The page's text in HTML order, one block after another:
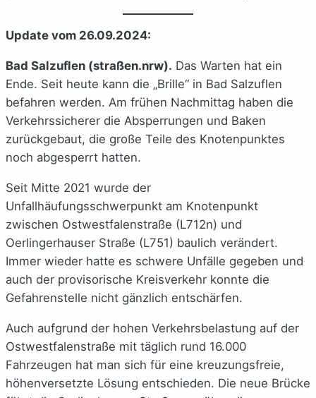
Update vom 26.09.2024:
Bad Salzuflen (straßen.nrw). Das Warten hat ein
Ende. Seit heute kann die „Brille“ in Bad Salzuflen
befahren werden. Am frühen Nachmittag haben die
Verkehrssicherer die Absperrungen und Baken
zurückgebaut, die große Teile des Knotenpunktes
noch abgesperrt hatten.
Seit Mitte 2021 wurde der
Unfallhäufungsschwerpunkt am Knotenpunkt
zwischen Ostwestfalenstraße (L712n) und
Oerlingerhauser Straße (L751) baulich verändert.
Immer wieder hatte es schwere Unfälle gegeben und
auch der provisorische Kreisverkehr konnte die
Gefahrenstelle nicht gänzlich entschärfen.
Auch aufgrund der hohen Verkehrsbelastung auf der
Ostwestfalenstraße mit täglich rund 16.000
Fahrzeugen hat man sich für eine kreuzungsfreie,
höhenversetzte Lösung entschieden. Die neue Brücke